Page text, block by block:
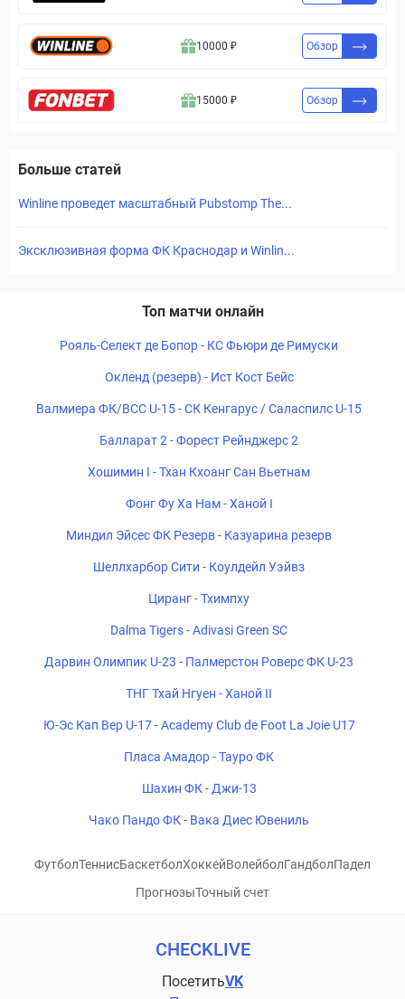
10000 ₽ Обзор
15000 ₽ Обзор
Больше статей
Winline проведет масштабный Pubstomp The...
Эксклюзивная форма ФК Краснодар и Winlin...
Топ матчи онлайн
Рояль-Селект де Бопор - КС Фьюри де Римуски
Окленд (резерв) - Ист Кост Бейс
Валмиера ФК/ВСС U-15 - СК Кенгарус / Саласпилс U-15
Балларат 2 - Форест Рейнджерс 2
Хошимин I - Тхан Кхоанг Сан Вьетнам
Фонг Фу Ха Нам - Ханой I
Миндил Эйсес ФК Резерв - Казуарина резерв
Шеллхарбор Сити - Коулдейл Уэйвз
Циранг - Тхимпху
Dalma Tigers - Adivasi Green SC
Дарвин Олимпик U-23 - Палмерстон Роверс ФК U-23
ТНГ Тхай Нгуен - Ханой II
Ю-Эс Кап Вер U-17 - Academy Club de Foot La Joie U17
Пласа Амадор - Тауро ФК
Шахин ФК - Джи-13
Чако Пандо ФК - Вака Диес Ювениль
ФутболТеннисБаскетболХоккейВолейболГандболПадел
ПрогнозыТочный счет
CHECKLIVE
ПосетитьVK